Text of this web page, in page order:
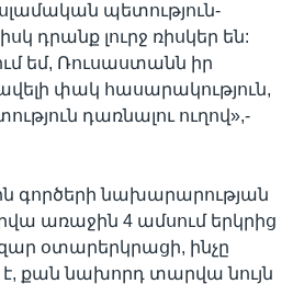
պետություն-
դրանք լուրջ ռիսկեր են:
եմ, Ռուսաստանն իր
փակ հասարակություն,
դառնալու ուղով»,-
գործերի նախարարության
առաջին 4 ամսում երկրից
օտարերկրացի, ինչը
է, քան նախորդ տարվա նույն